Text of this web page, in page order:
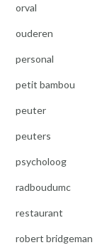
orval
ouderen
personal
petit bambou
peuter
peuters
psycholoog
radboudumc
restaurant
robert bridgeman